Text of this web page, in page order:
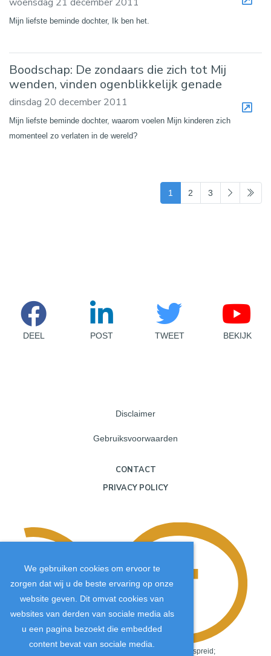
Mijn liefste beminde dochter, Ik ben het.
Boodschap: De zondaars die zich tot Mij
wenden, vinden ogenblikkelijk genade
dinsdag 20 december 2011
Mijn liefste beminde dochter, waarom voelen Mijn kinderen zich
momenteel zo verlaten in de wereld?
1 (current)
2 3
DEEL POST TWEET BEKIJK
Disclaimer
Gebruiksvoorwaarden
CONTACT
PRIVACY POLICY
De JTM-inhoud wordt wereldwijd verspreid;
We gebruiken cookies om ervoor te
zorgen dat wij u de beste ervaring op onze
website geven. Dit omvat cookies van
websites van derden van sociale media als
u een pagina bezoekt die embedded
content bevat van sociale media.